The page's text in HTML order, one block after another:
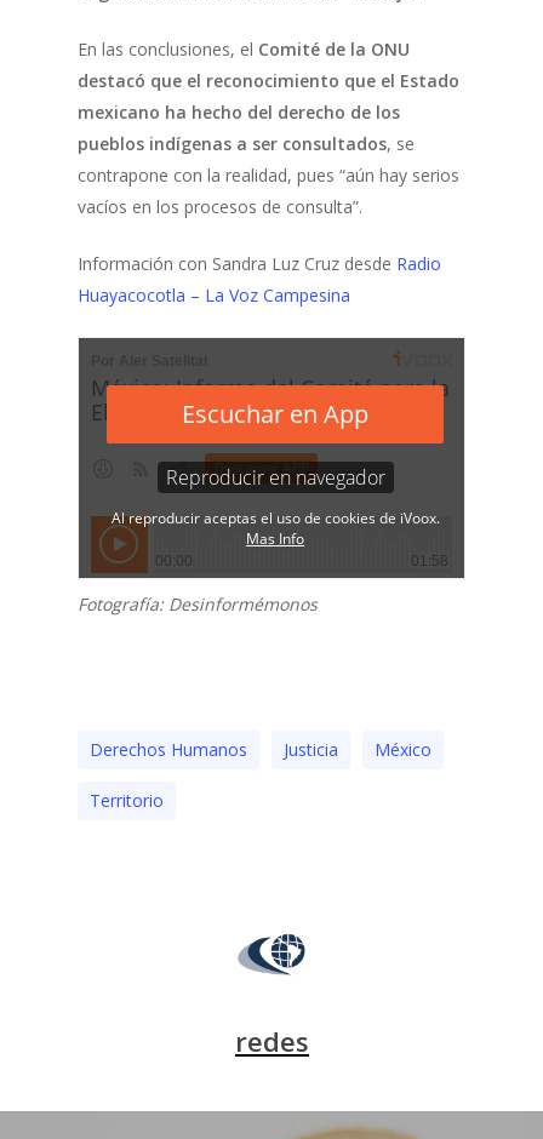
En las conclusiones, el Comité de la ONU
destacó que el reconocimiento que el Estado
mexicano ha hecho del derecho de los
pueblos indígenas a ser consultados, se
contrapone con la realidad, pues “aún hay serios
vacíos en los procesos de consulta”.
Información con Sandra Luz Cruz desde Radio
Huayacocotla – La Voz Campesina
Fotografía: Desinformémonos
Derechos Humanos Justicia México
Territorio
redes